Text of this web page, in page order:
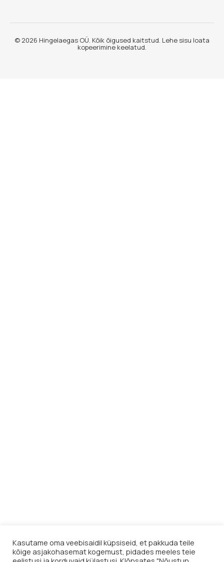
© 2026 Hingelaegas OÜ. Kõik õigused kaitstud. Lehe sisu loata
kopeerimine keelatud.
Kasutame oma veebisaidil küpsiseid, et pakkuda teile
kõige asjakohasemat kogemust, pidades meeles teie